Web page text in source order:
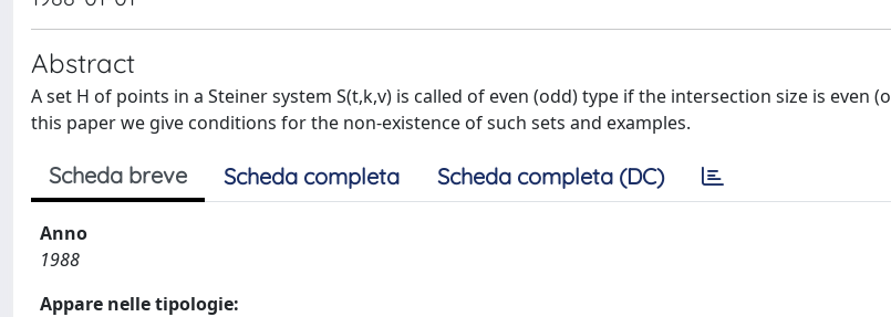
Abstract
A set H of points in a Steiner system S(t,k,v) is called of even (odd) type if the intersection size is even
this paper we give conditions for the non-existence of such sets and examples.
Scheda breve Scheda completa Scheda completa (DC)
Anno
1988
Appare nelle tipologie: